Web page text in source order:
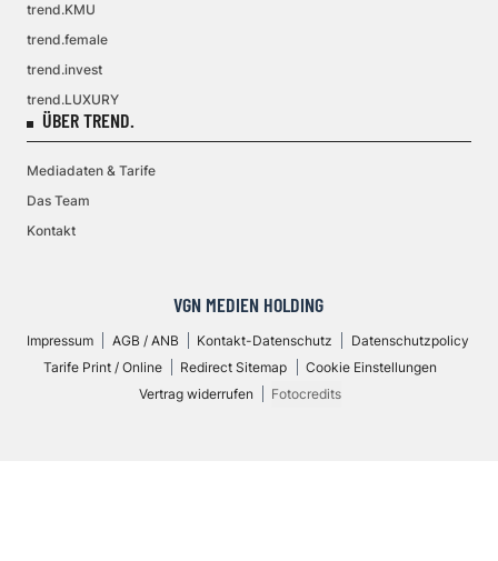
trend.KMU
trend.female
trend.invest
trend.LUXURY
ÜBER TREND.
Mediadaten & Tarife
Das Team
Kontakt
VGN MEDIEN HOLDING
Impressum AGB / ANB Kontakt-Datenschutz
Datenschutzpolicy
Tarife Print / Online
Redirect Sitemap
Cookie Einstellungen
Vertrag widerrufen
Fotocredits